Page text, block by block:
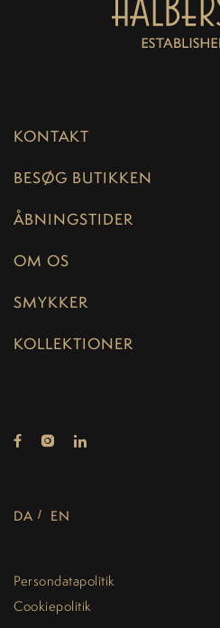
KONTAKT
BESØG BUTIKKEN
ÅBNINGSTIDER
OM OS
SMYKKER
KOLLEKTIONER
DA EN
Persondatapolitik
Cookiepolitik